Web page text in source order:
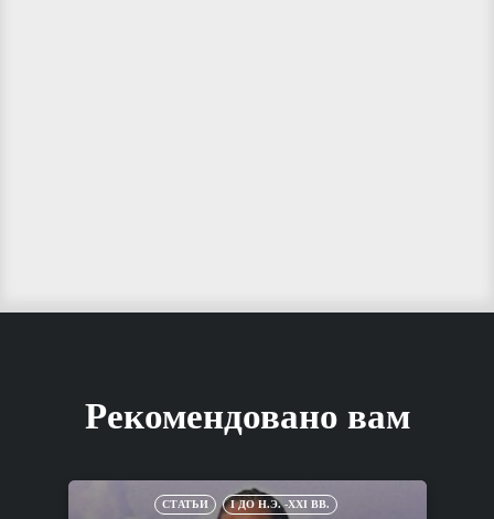
Рекомендовано вам
СТАТЬИ I ДО Н.Э. -XXI ВВ.